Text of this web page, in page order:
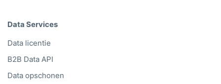
Data Services
Data licentie
B2B Data API
Data opschonen